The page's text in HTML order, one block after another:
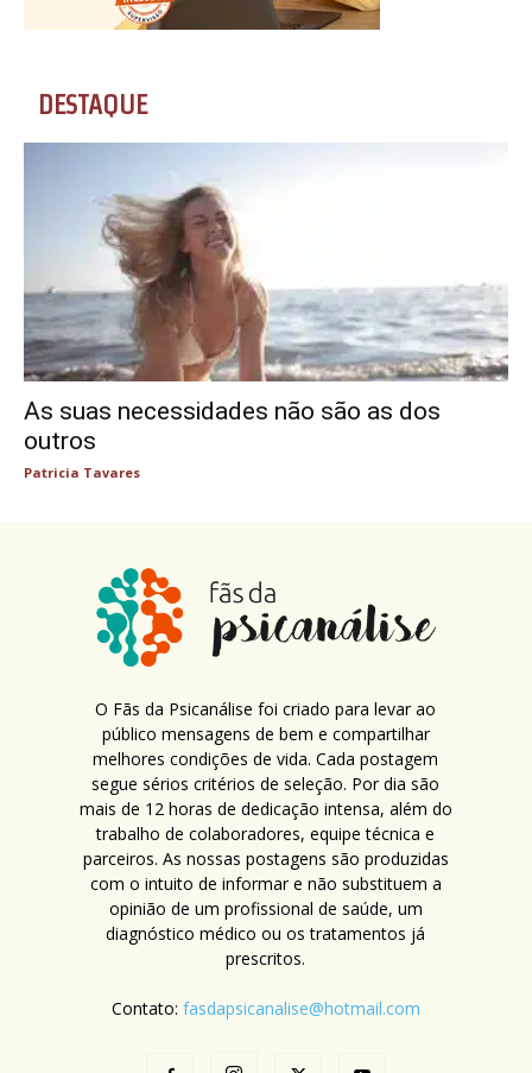
DESTAQUE
As suas necessidades não são as dos
outros
Patricia Tavares
O Fãs da Psicanálise foi criado para levar ao
público mensagens de bem e compartilhar
melhores condições de vida. Cada postagem
segue sérios critérios de seleção. Por dia são
mais de 12 horas de dedicação intensa, além do
trabalho de colaboradores, equipe técnica e
parceiros. As nossas postagens são produzidas
com o intuito de informar e não substituem a
opinião de um profissional de saúde, um
diagnóstico médico ou os tratamentos já
prescritos.
Contato: fasdapsicanalise@hotmail.com